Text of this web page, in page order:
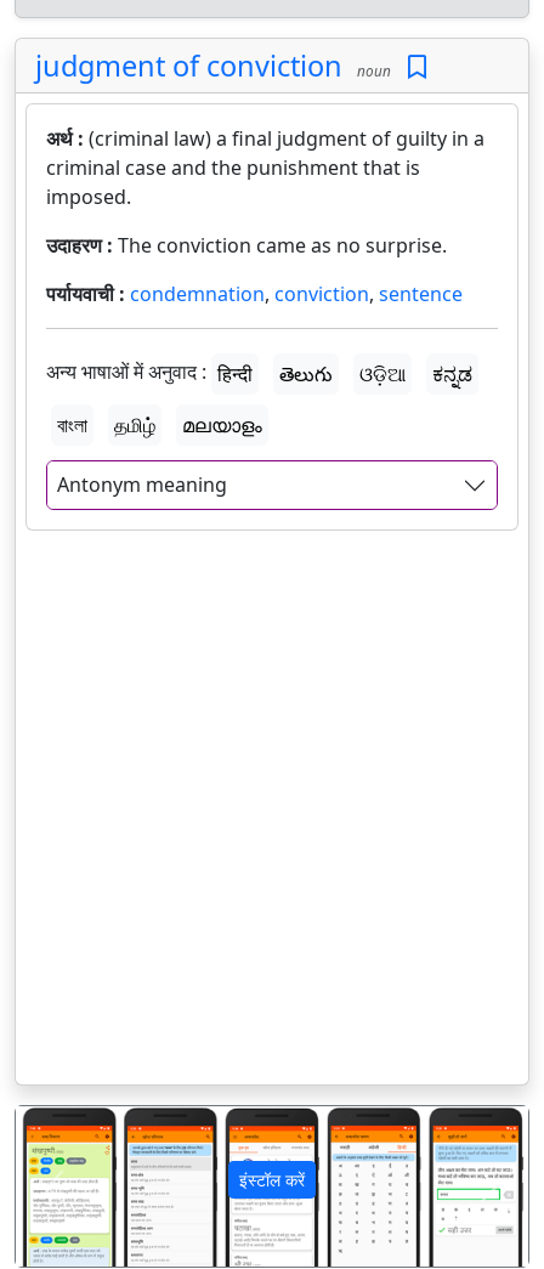
judgment of conviction noun
अर्थ : (criminal law) a final judgment of guilty in a
criminal case and the punishment that is
imposed.
उदाहरण : The conviction came as no surprise.
पर्यायवाची : condemnation, conviction, sentence
अन्य भाषाओं में अनुवाद : हिन्दी తెలుగు ଓଡ଼ିଆ
ಕನ್ನಡ
বাংলা
தமிழ் മലയാളം
Antonym meaning
इंस्टॉल करें
पिछला अगला